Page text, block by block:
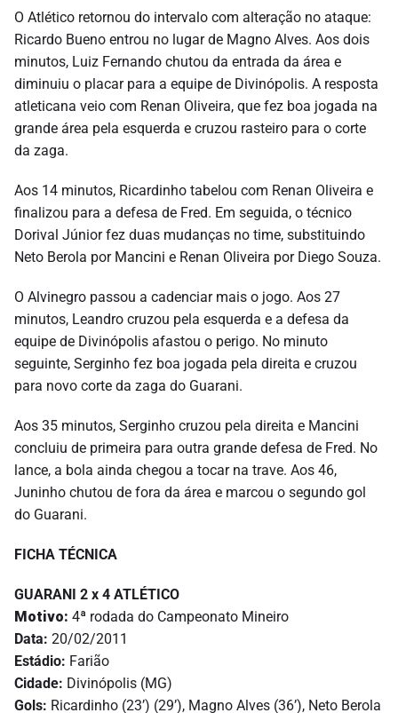
O Atlético retornou do intervalo com alteração no ataque:
Ricardo Bueno entrou no lugar de Magno Alves. Aos dois
minutos, Luiz Fernando chutou da entrada da área e
diminuiu o placar para a equipe de Divinópolis. A resposta
atleticana veio com Renan Oliveira, que fez boa jogada na
grande área pela esquerda e cruzou rasteiro para o corte
da zaga.
Aos 14 minutos, Ricardinho tabelou com Renan Oliveira e
finalizou para a defesa de Fred. Em seguida, o técnico
Dorival Júnior fez duas mudanças no time, substituindo
Neto Berola por Mancini e Renan Oliveira por Diego Souza.
O Alvinegro passou a cadenciar mais o jogo. Aos 27
minutos, Leandro cruzou pela esquerda e a defesa da
equipe de Divinópolis afastou o perigo. No minuto
seguinte, Serginho fez boa jogada pela direita e cruzou
para novo corte da zaga do Guarani.
Aos 35 minutos, Serginho cruzou pela direita e Mancini
concluiu de primeira para outra grande defesa de Fred. No
lance, a bola ainda chegou a tocar na trave. Aos 46,
Juninho chutou de fora da área e marcou o segundo gol
do Guarani.
FICHA TÉCNICA
GUARANI 2 x 4 ATLÉTICO
Motivo: 4ª rodada do Campeonato Mineiro
Data: 20/02/2011
Estádio: Farião
Cidade: Divinópolis (MG)
Gols: Ricardinho (23’) (29’), Magno Alves (36’), Neto Berola